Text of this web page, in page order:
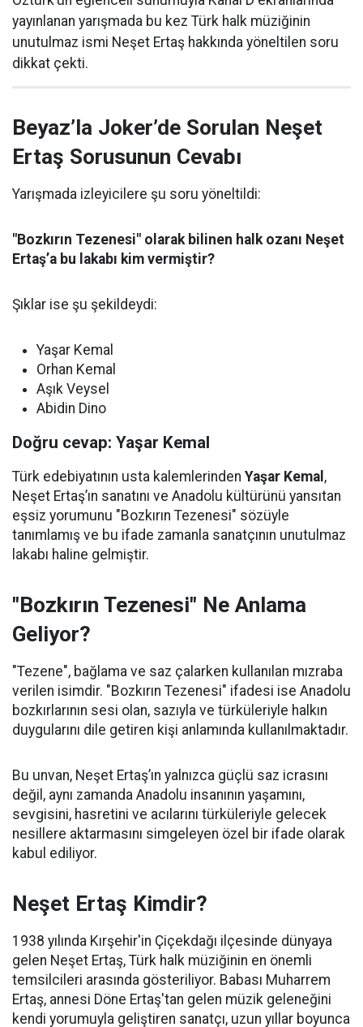
yayınlanan yarışmada bu kez Türk halk müziğinin
unutulmaz ismi Neşet Ertaş hakkında yöneltilen soru
dikkat çekti.
Beyaz’la Joker’de Sorulan Neşet
Ertaş Sorusunun Cevabı
Yarışmada izleyicilere şu soru yöneltildi:
"Bozkırın Tezenesi" olarak bilinen halk ozanı Neşet
Ertaş’a bu lakabı kim vermiştir?
Şıklar ise şu şekildeydi:
Yaşar Kemal
Orhan Kemal
Aşık Veysel
Abidin Dino
Doğru cevap: Yaşar Kemal
Türk edebiyatının usta kalemlerinden Yaşar Kemal ,
Neşet Ertaş’ın sanatını ve Anadolu kültürünü yansıtan
eşsiz yorumunu "Bozkırın Tezenesi" sözüyle
tanımlamış ve bu ifade zamanla sanatçının unutulmaz
lakabı haline gelmiştir.
"Bozkırın Tezenesi" Ne Anlama
Geliyor?
"Tezene", bağlama ve saz çalarken kullanılan mızraba
verilen isimdir. "Bozkırın Tezenesi" ifadesi ise Anadolu
bozkırlarının sesi olan, sazıyla ve türküleriyle halkın
duygularını dile getiren kişi anlamında kullanılmaktadır.
Bu unvan, Neşet Ertaş’ın yalnızca güçlü saz icrasını
değil, aynı zamanda Anadolu insanının yaşamını,
sevgisini, hasretini ve acılarını türküleriyle gelecek
nesillere aktarmasını simgeleyen özel bir ifade olarak
kabul ediliyor.
Neşet Ertaş Kimdir?
1938 yılında Kırşehir'in Çiçekdağı ilçesinde dünyaya
gelen Neşet Ertaş, Türk halk müziğinin en önemli
temsilcileri arasında gösteriliyor. Babası Muharrem
Ertaş, annesi Döne Ertaş'tan gelen müzik geleneğini
kendi yorumuyla geliştiren sanatçı, uzun yıllar boyunca